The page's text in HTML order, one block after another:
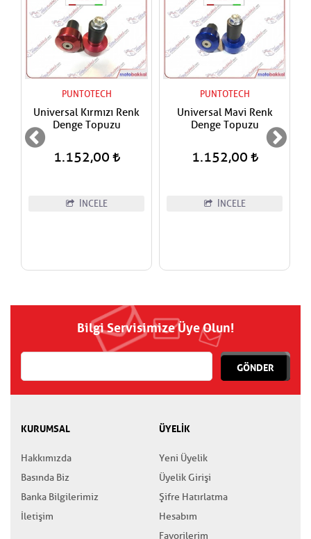
PUNTOTECH
Universal Kırmızı Renk
Denge Topuzu
1.152,00
İNCELE
PUNTOTECH
Universal Mavi Renk
Denge Topuzu
1.152,00
İNCELE
Bilgi Servisimize Üye Olun!
GÖNDER
KURUMSAL
Hakkımızda
Basında Biz
Banka Bilgilerimiz
İletişim
ÜYELİK
Yeni Üyelik
Üyelik Girişi
Şifre Hatırlatma
Hesabım
Favorilerim